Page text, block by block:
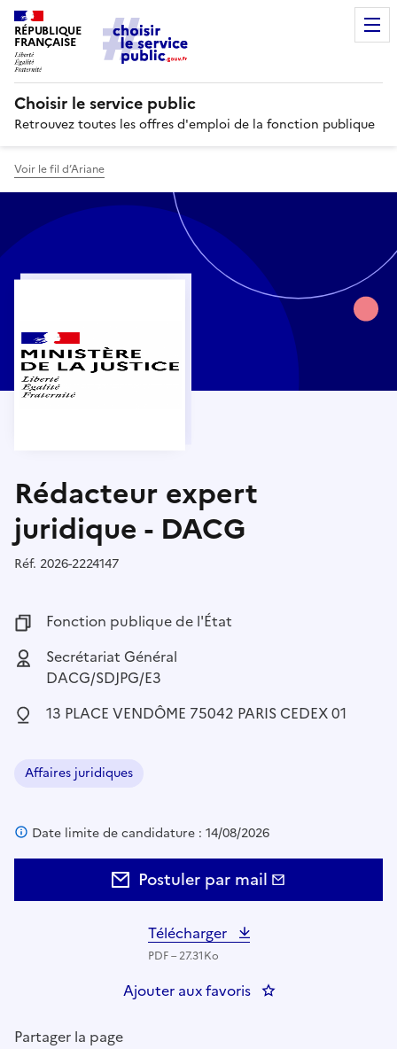
RÉPUBLIQUE
FRANÇAISE
Choisir le service public
Retrouvez toutes les offres d'emploi de la fonction publique
Voir le fil d’Ariane
Rédacteur expert
juridique - DACG
Réf. Référence :
2026-2224147
Fonction publique :
Fonction publique de l'État
Employeur :
Secrétariat Général
DACG/SDJPG/E3
Localisation :
13 PLACE VENDÔME 75042 PARIS CEDEX 01
Domaine :
Affaires juridiques
Postuler par mail
Date limite de candidature : 14/08/2026
Télécharger
PDF – 27.31Ko
Ajouter aux favoris : Rédacteur expert
Partager la page